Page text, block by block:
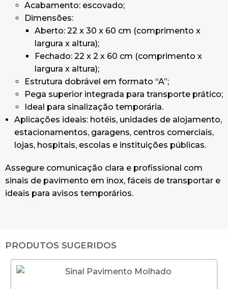
Acabamento: escovado;
Dimensões:
Aberto: 22 x 30 x 60 cm (comprimento x
largura x altura);
Fechado: 22 x 2 x 60 cm (comprimento x
largura x altura);
Estrutura dobrável em formato “A”;
Pega superior integrada para transporte prático;
Ideal para sinalização temporária.
Aplicações ideais: hotéis, unidades de alojamento,
estacionamentos, garagens, centros comerciais,
lojas, hospitais, escolas e instituições públicas.
Assegure comunicação clara e profissional com
sinais de pavimento em inox, fáceis de transportar e
ideais para avisos temporários.
PRODUTOS SUGERIDOS